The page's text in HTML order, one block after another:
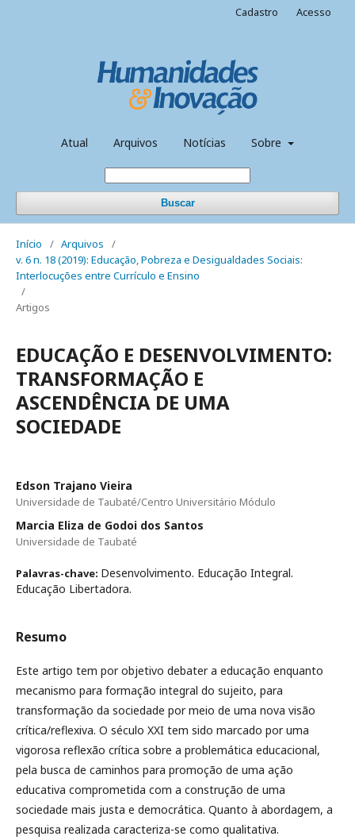
Atual Arquivos Notícias Sobre
Buscar
Cadastro Acesso
Início / Arquivos
/
v. 6 n. 18 (2019): Educação, Pobreza e Desigualdades Sociais:
Interlocuções entre Currículo e Ensino
/
Artigos
EDUCAÇÃO E DESENVOLVIMENTO:
TRANSFORMAÇÃO E
ASCENDÊNCIA DE UMA
SOCIEDADE
Edson Trajano Vieira
Universidade de Taubaté/Centro Universitário Módulo
Marcia Eliza de Godoi dos Santos
Universidade de Taubaté
Palavras-chave: Desenvolvimento. Educação Integral.
Educação Libertadora.
Resumo
Este artigo tem por objetivo debater a educação enquanto
mecanismo para formação integral do sujeito, para
transformação da sociedade por meio de uma nova visão
crítica/reflexiva. O século XXI tem sido marcado por uma
vigorosa reflexão crítica sobre a problemática educacional,
pela busca de caminhos para promoção de uma ação
educativa comprometida com a construção de uma
sociedade mais justa e democrática. Quanto à abordagem, a
pesquisa realizada caracteriza-se como qualitativa.